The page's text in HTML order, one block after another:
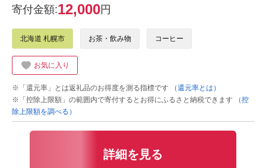
寄付金額:12,000円
北海道 札幌市 お茶・飲み物 コーヒー
お気に入り
※「還元率」とは返礼品のお得度を測る指標です
（還元率とは）
※「控除上限額」の範囲内で寄付するとお得にふるさと納税できます
（控
除上限額を調べる）
詳細を見る